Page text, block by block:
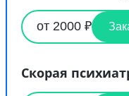
от 2000 ₽
Скорая